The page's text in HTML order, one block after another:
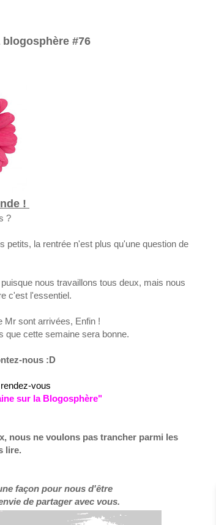
#76
!
?
la rentrée n'est plus qu'une question de
nous travaillons tous deux, mais nous
c'est l'essentiel.
Mr sont arrivées, Enfin !
que cette semaine sera bonne.
nous :D
z-vous
sur la Blogosphère"
nous ne voulons pas trancher parmi les
lire.
façon pour nous d'être
de partager avec vous.